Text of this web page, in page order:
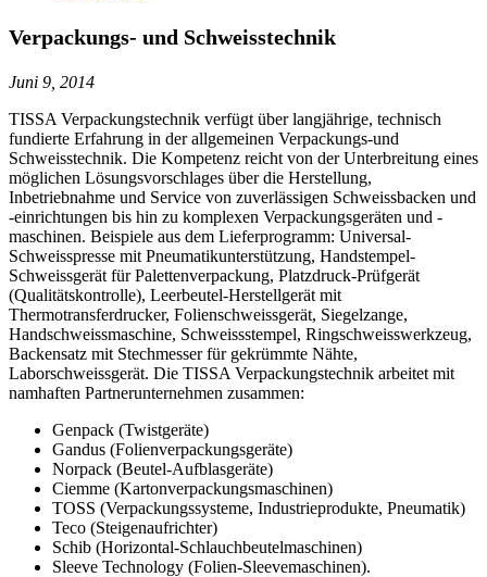
Verpackungs- und Schweisstechnik
Juni 9, 2014
TISSA Verpackungstechnik verfügt über langjährige, technisch
fundierte Erfahrung in der allgemeinen Verpackungs-und
Schweisstechnik. Die Kompetenz reicht von der Unterbreitung eines
möglichen Lösungsvorschlages über die Herstellung,
Inbetriebnahme und Service von zuverlässigen Schweissbacken und
-einrichtungen bis hin zu komplexen Verpackungsgeräten und -
maschinen. Beispiele aus dem Lieferprogramm: Universal-
Schweisspresse mit Pneumatikunterstützung, Handstempel-
Schweissgerät für Palettenverpackung, Platzdruck-Prüfgerät
(Qualitätskontrolle), Leerbeutel-Herstellgerät mit
Thermotransferdrucker, Folienschweissgerät, Siegelzange,
Handschweissmaschine, Schweissstempel, Ringschweisswerkzeug,
Backensatz mit Stechmesser für gekrümmte Nähte,
Laborschweissgerät. Die TISSA Verpackungstechnik arbeitet mit
namhaften Partnerunternehmen zusammen:
Genpack (Twistgeräte)
Gandus (Folienverpackungsgeräte)
Norpack (Beutel-Aufblasgeräte)
Ciemme (Kartonverpackungsmaschinen)
TOSS (Verpackungssysteme, Industrieprodukte, Pneumatik)
Teco (Steigenaufrichter)
Schib (Horizontal-Schlauchbeutelmaschinen)
Sleeve Technology (Folien-Sleevemaschinen).